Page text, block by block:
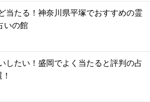
当たる！神奈川県平塚でおすすめの霊
いの館
したい！盛岡でよく当たると評判の占